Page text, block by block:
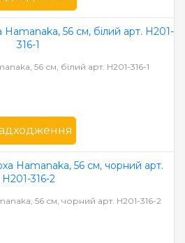
Hamanaka
Японія
56 см, білий арт. H201-316-1
Hamanaka
Японія
56 см, чорний арт. H201-316-2